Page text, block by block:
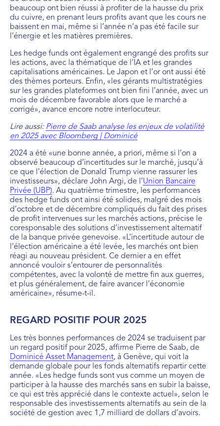
beaucoup ont bien réussi à profiter de la hausse du prix
du cuivre, en prenant leurs profits avant que les cours ne
baissent en mai, même si l’année n’a pas été facile sur
l’énergie et les matières premières.
Les hedge funds ont également engrangé des profits sur
les actions, avec la thématique de l’IA et les grandes
capitalisations américaines. Le Japon et l’or ont aussi été
des thèmes porteurs. Enfin, «les gérants multistratégies
sur les grandes plateformes ont bien fini l’année, avec un
mois de décembre favorable alors que le marché a
corrigé», avance encore notre interlocuteur.
Lire aussi: Pierre de Saab analyse les enjeux de volatilité
en 2025 avec Bloomberg | Dominicé
2024 a été «une bonne année, a priori, même si l’on a
observé beaucoup d’incertitudes sur le marché, jusqu’à
ce que l’élection de Donald Trump vienne rassurer les
investisseurs», déclare John Argi, de l’Union Bancaire
Privée (UBP). Au quatrième trimestre, les performances
des hedge funds ont ainsi été solides, malgré des mois
d’octobre et de décembre compliqués du fait des prises
de profit intervenues sur les marchés actions, précise le
coresponsable des solutions d’investissement alternatif
de la banque privée genevoise. «L’incertitude autour de
l’élection américaine a été levée, les marchés ont bien
réagi au nouveau président. Ce dernier a en effet
annoncé vouloir s’entourer de personnalités
compétentes, avec la volonté de mettre fin aux guerres,
et plus généralement, de faire avancer l’économie
américaine», résume-t-il.
REGARD POSITIF POUR 2025
Les très bonnes performances de 2024 se traduisent par
un regard positif pour 2025, affirme Pierre de Saab, de
Dominicé Asset Management, à Genève, qui voit la
demande globale pour les fonds alternatifs repartir cette
année. «Les hedge funds sont vus comme un moyen de
participer à la hausse des marchés sans en subir la baisse,
ce qui est très apprécié dans le contexte actuel», selon le
responsable des investissements alternatifs au sein de la
société de gestion avec 1,7 milliard de dollars d’avoirs.